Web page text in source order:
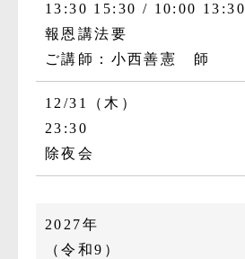
13:30 15:30 10:00 13:30
報恩講法要
ご講師：小西善憲 師
12/31（木）
23:30
除夜会
2027年
（令和9）